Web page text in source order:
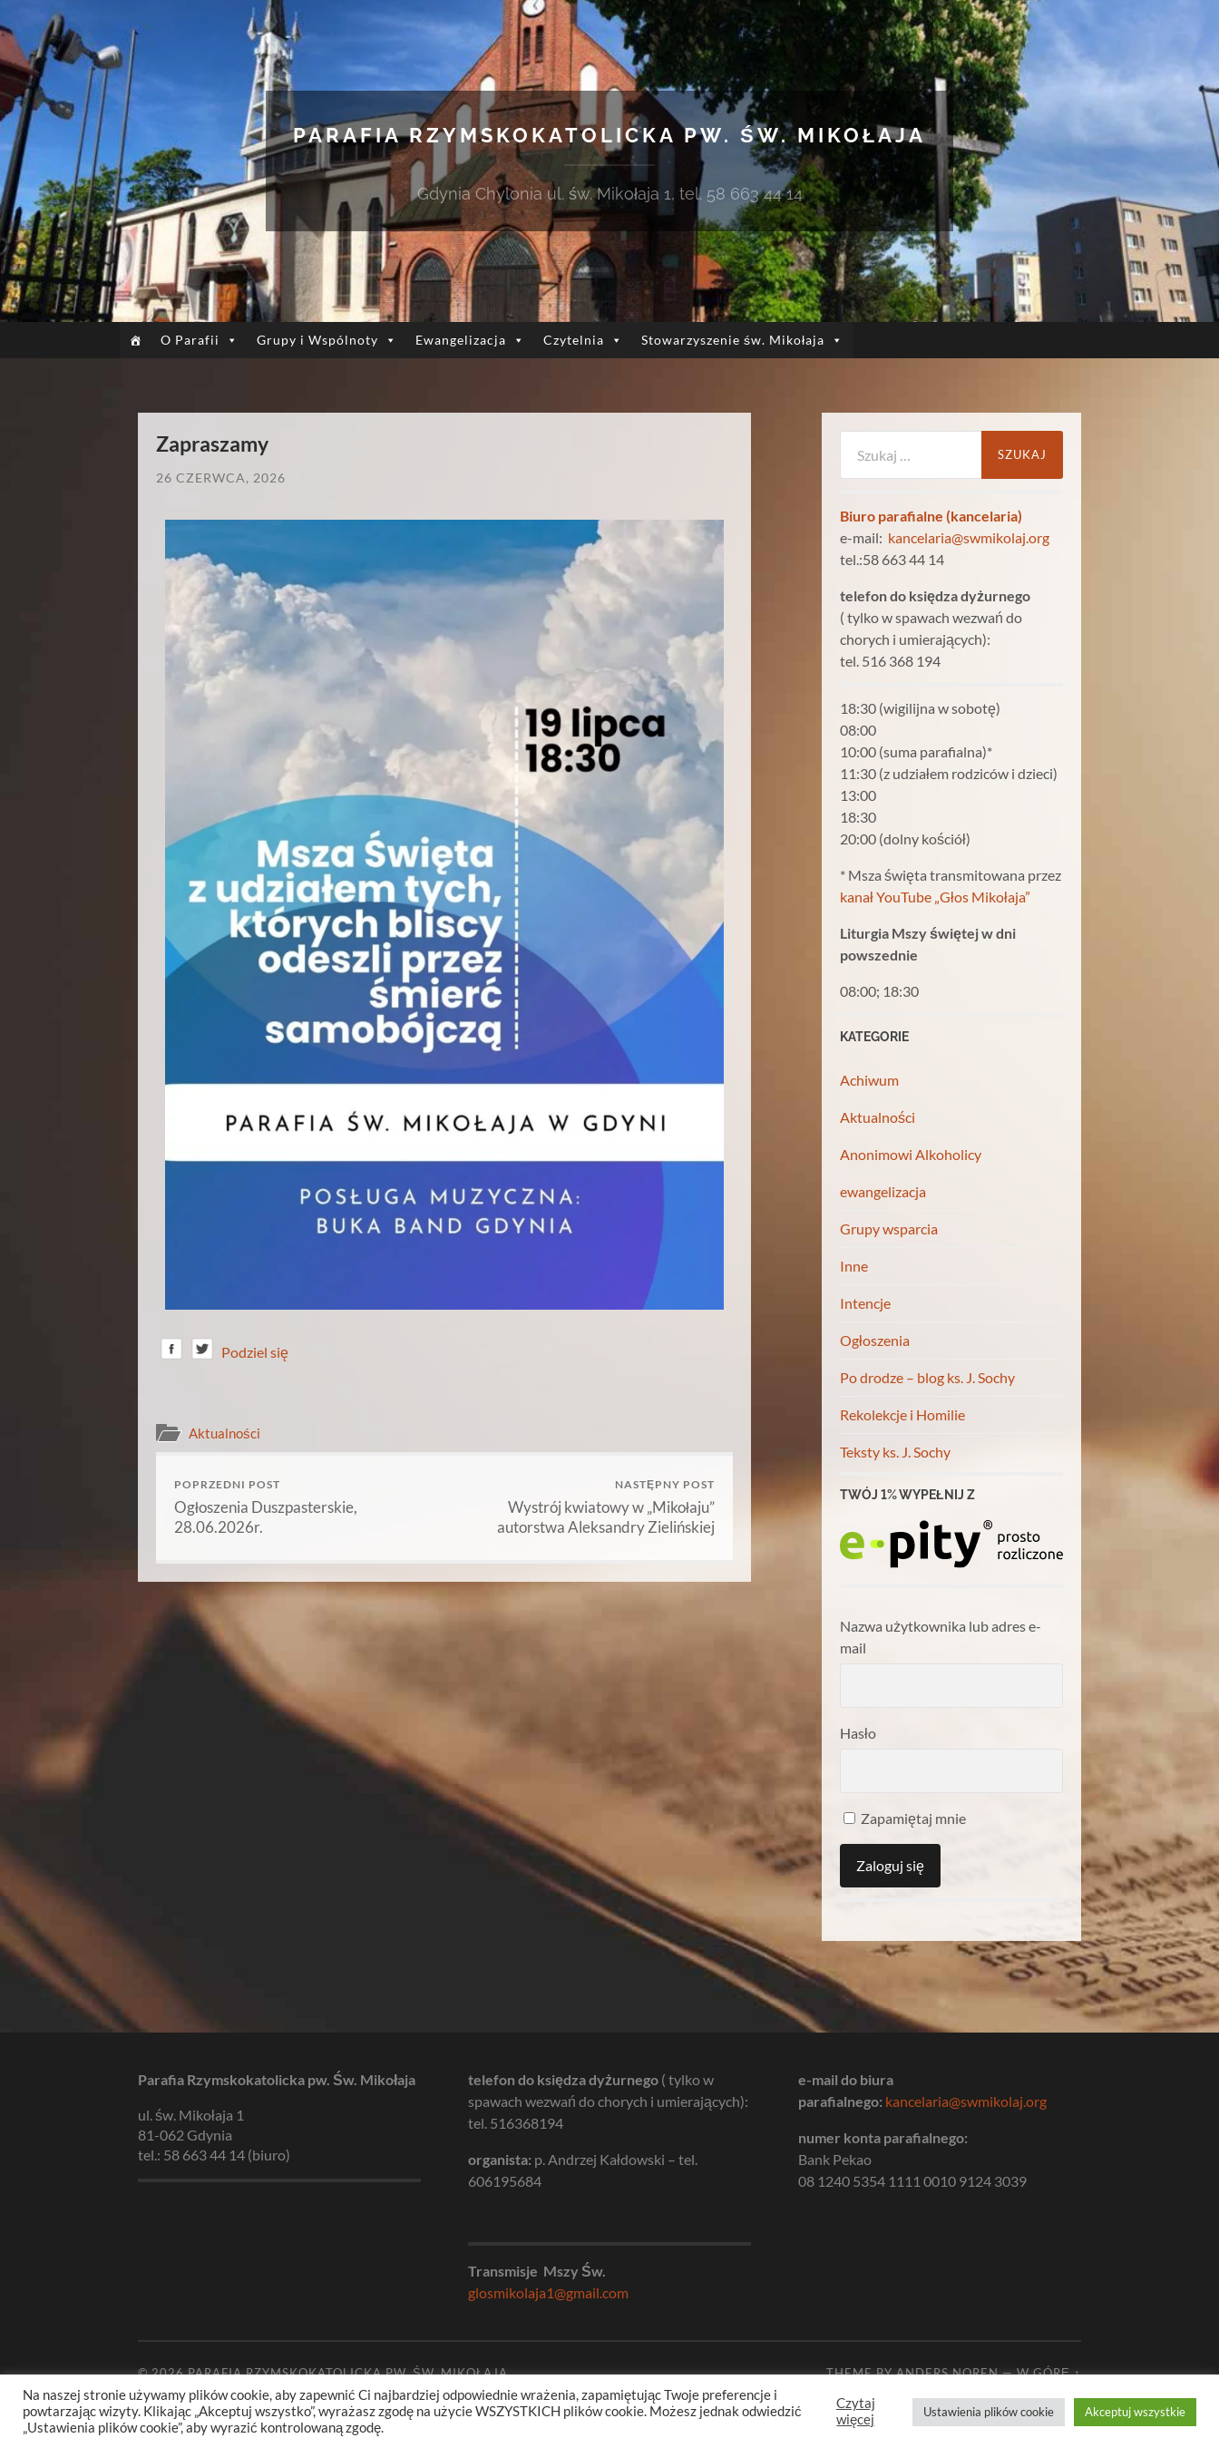
PARAFIA RZYMSKOKATOLICKA PW. ŚW. MIKOŁAJA
Gdynia Chylonia ul. św. Mikołaja 1, tel. 58 663 44 14
O Parafii Grupy i Wspólnoty Ewangelizacja Czytelnia Stowarzyszenie św. Mikołaja
Zapraszamy
26 CZERWCA, 2026
Podziel się
Aktualności
POPRZEDNI POST
Ogłoszenia Duszpasterskie,
28.06.2026r.
NASTĘPNY POST
Wystrój kwiatowy w „Mikołaju”
autorstwa Aleksandry Zielińskiej
Biuro parafialne (kancelaria)
e-mail: kancelaria@swmikolaj.org
tel.:58 663 44 14
telefon do księdza dyżurnego
( tylko w spawach wezwań do
chorych i umierających):
tel. 516 368 194
18:30 (wigilijna w sobotę)
08:00
10:00 (suma parafialna)*
11:30 (z udziałem rodziców i dzieci)
13:00
18:30
20:00 (dolny kościół)
* Msza święta transmitowana przez
kanał YouTube „Głos Mikołaja”
Liturgia Mszy świętej w dni
powszednie
08:00; 18:30
KATEGORIE
Achiwum
Aktualności
Anonimowi Alkoholicy
ewangelizacja
Grupy wsparcia
Inne
Intencje
Ogłoszenia
Po drodze – blog ks. J. Sochy
Rekolekcje i Homilie
Teksty ks. J. Sochy
TWÓJ 1% WYPEŁNIJ Z
Nazwa użytkownika lub adres e-
mail
Hasło
Zapamiętaj mnie
Parafia Rzymskokatolicka pw. Św. Mikołaja
ul. św. Mikołaja 1
81-062 Gdynia
tel.: 58 663 44 14 (biuro)
telefon do księdza dyżurnego ( tylko w
spawach wezwań do chorych i umierających):
tel. 516368194
organista: p. Andrzej Kałdowski – tel.
606195684
Transmisje Mszy Św.
glosmikolaja1@gmail.com
e-mail do biura
parafialnego: kancelaria@swmikolaj.org
numer konta parafialnego:
Bank Pekao
08 1240 5354 1111 0010 9124 3039
© 2026PARAFIA RZYMSKOKATOLICKA PW. ŚW. MIKOŁAJA THEME BYANDERS NOREN—W GÓRĘ ↑
Na naszej stronie używamy plików cookie, aby zapewnić Ci najbardziej odpowiednie wrażenia, zapamiętując Twoje preferencje i
powtarzając wizyty. Klikając „Akceptuj wszystko”, wyrażasz zgodę na użycie WSZYSTKICH plików cookie. Możesz jednak odwiedzić
„Ustawienia plików cookie”, aby wyrazić kontrolowaną zgodę.
Czytaj
więcej
Ustawienia plików cookie Akceptuj wszystkie